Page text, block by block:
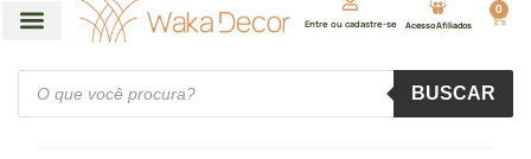
Entre ou cadastre-se Acesso Afiliados
0
BUSCAR